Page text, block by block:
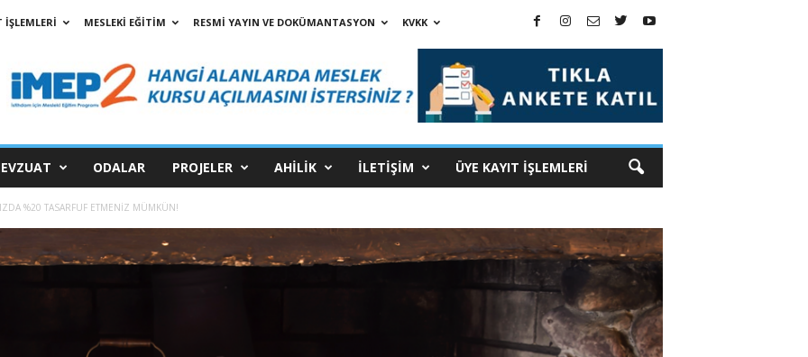
İŞLEMLERİ MESLEKİ EĞİTİM RESMİ YAYIN VE DOKÜMANTASYON
KVKK
ODALAR PROJELER AHİLİK İLETİŞİM ÜYE KAYIT İŞLEMLERİ
%20 TASARFUF ETMENİZ MÜMKÜN!